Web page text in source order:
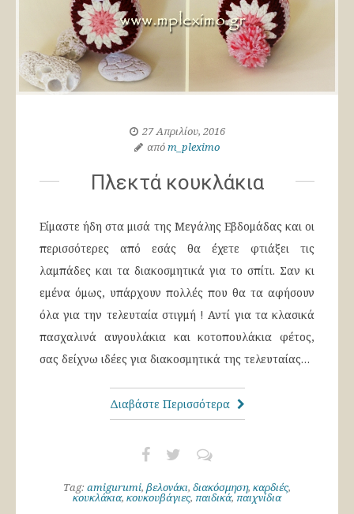
27 Απριλίου, 2016
απόm_pleximo
Πλεκτά κουκλάκια
Είμαστε ήδη στα μισά της Μεγάλης Εβδομάδας και οι
περισσότερες από εσάς θα έχετε φτιάξει τις
λαμπάδες και τα διακοσμητικά για το σπίτι. Σαν κι
εμένα όμως, υπάρχουν πολλές που θα τα αφήσουν
όλα για την τελευταία στιγμή ! Αντί για τα κλασικά
πασχαλινά αυγουλάκια και κοτοπουλάκια φέτος,
σας δείχνω ιδέες για διακοσμητικά της τελευταίας…
Διαβάστε Περισσότερα
Tag: amigurumi, βελονάκι, διακόσμηση, καρδιές,
κουκλάκια, κουκουβάγιες, παιδικά,παιχνίδια